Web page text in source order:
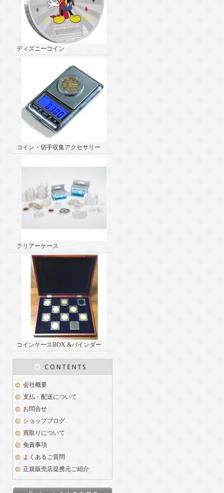
ディズニーコイン
コイン・切手収集アクセサリー
クリアーケース
コインケースBOX &バインダー
会社概要
支払・配送について
お問合せ
ショップブログ
買取りについて
免責事項
よくあるご質問
正規販売店提携元ご紹介